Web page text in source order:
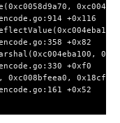
+0x116
+0x82
+0xf0
0xc008bfeea0,
+0x52